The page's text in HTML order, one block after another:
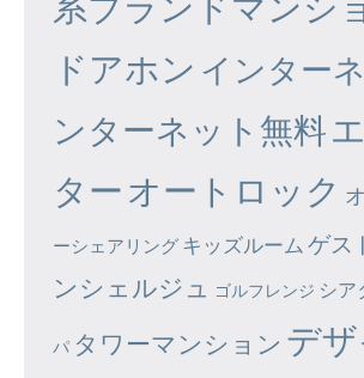
ドアホン インター
ンターネット無料
ター オートロック
ーシェアリング キッズルーム ゲス
ンシェルジュ
ゴルフレンジ シア
パ タワーマンション デ